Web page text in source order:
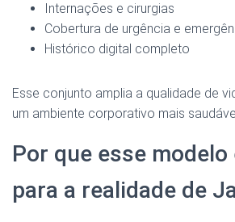
Internações e cirurgias
Cobertura de urgência e
Histórico digital completo
Esse conjunto amplia a qualidade de
um ambiente corporativo mais
Por que esse modelo
para a realidade de